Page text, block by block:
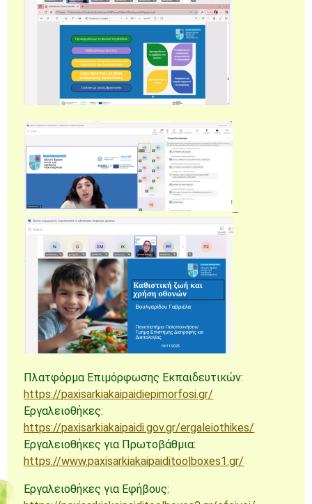
Πλατφόρμα Επιμόρφωσης Εκπαιδευτικών:
https://paxisarkiakaipaidiepimorfosi.gr/
Εργαλειοθήκες:
https://paxisarkiakaipaidi.gov.gr/ergaleiothikes/
Εργαλειοθήκες για Πρωτοβάθμια:
https://www.paxisarkiakaipaiditoolboxes1.gr/
Εργαλειοθήκες για Εφήβους: